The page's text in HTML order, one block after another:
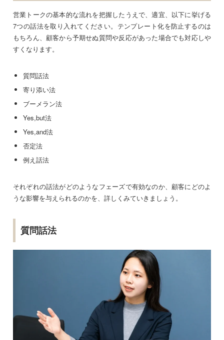
営業トークの基本的な流れを把握したうえで、適宜、以下に挙げる
7つの話法を取り入れてください。テンプレート化を防止するのは
もちろん、顧客から予期せぬ質問や反応があった場合でも対応しや
すくなります。
質問話法
寄り添い法
ブーメラン法
Yes,but法
Yes,and法
否定法
例え話法
それぞれの話法がどのようなフェーズで有効なのか、顧客にどのよ
うな影響を与えられるのかを、詳しくみていきましょう。
質問話法